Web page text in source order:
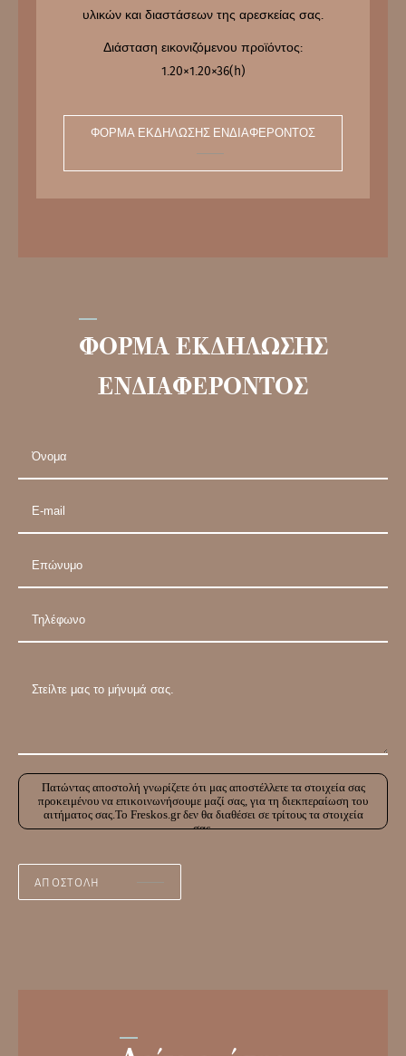
υλικών και διαστάσεων της αρεσκείας σας.
Διάσταση εικονιζόμενου προϊόντος:
1.20×1.20×36(h)
ΦΌΡΜΑ ΕΚΔΉΛΩΣΗΣ ΕΝΔΙΑΦΈΡΟΝΤΟΣ
ΦΟΡΜΑ ΕΚΔΗΛΩΣΗΣ
ΕΝΔΙΑΦΕΡΟΝΤΟΣ
Πατώντας αποστολή γνωρίζετε ότι μας αποστέλλετε τα στοιχεία σας
προκειμένου να επικοινωνήσουμε μαζί σας, για τη διεκπεραίωση του
αιτήματος σας.Το Freskos.gr δεν θα διαθέσει σε τρίτους τα στοιχεία
σας.